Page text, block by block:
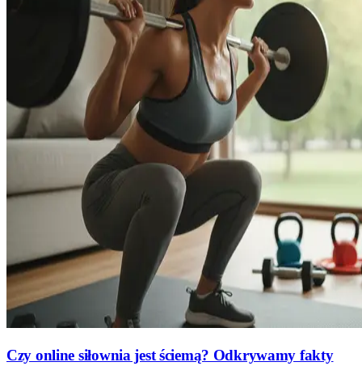
Czy online siłownia jest ściemą? Odkrywamy fakty